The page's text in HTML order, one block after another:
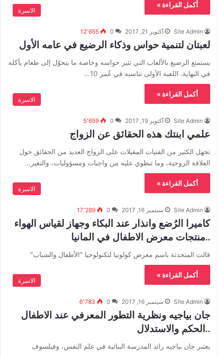
أكمل القراءة »
الاسرة
Site Admin أكتوبر 21, 2017 0 12٬655
لعبتان لتنمية حواس وذكاء الرضيع في عامه الأول
يستمتع الرضيع بالألعاب التي تثير حواسه وخاصة ما يتحوّل إلى طعام يأكله
في النهاية. اللعبة الأولى تناسبه في عُمر 10…
أكمل القراءة »
الاسرة
Site Admin أكتوبر 19, 2017 0 5٬659
علمي ابنتك هذه الحقائق عن الزواج
تجهل الكثير من الفتيات المقبلات على الزواج العديد من الحقائق حول
العلاقة الزوجية، وما تنطوي عليه من واجبات ومسؤوليات، والتغير…
أكمل القراءة »
الاسرة
Site Admin سبتمبر 16, 2017 0 17٬289
كاميرا الرُضع وانذار عند البكاء وجهاز لقياس الهواء
..منتجات معرض الاطفال في المانيا
قالت المتحدثة باسم معرض كولونيا لتكنولوجيا "الأطفال والشباب"
أكمل القراءة »
الاسرة
Site Admin سبتمبر 16, 2017 0 6٬783
جان بياجيه ونظرية التطور المعرفي عند الاطفال
..الحكم والاستدلال
يعتبر جان بياجيه رائد المدرسة البنائية في علم النفس، وفيلسوف